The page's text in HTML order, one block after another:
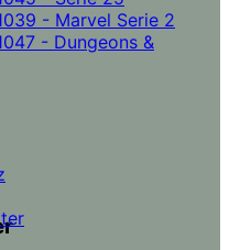
- Marvel Serie 2
- Dungeons &